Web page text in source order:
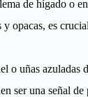
de hígado o
opacas, es
o uñas azuladas
ser una señal